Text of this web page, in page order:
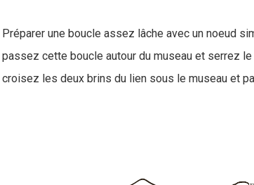
Préparer une boucle assez lâche avec un noeud
passez cette boucle autour du museau et serrez
croisez les deux brins du lien sous le museau et